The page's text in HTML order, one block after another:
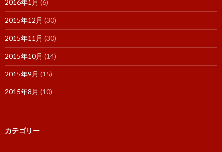
2016年1月 (6)
2015年12月 (30)
2015年11月 (30)
2015年10月 (14)
2015年9月 (15)
2015年8月 (10)
カテゴリー